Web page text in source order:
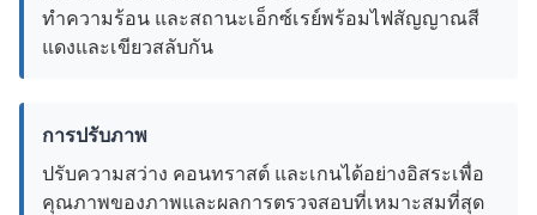
ทำความร้อน และสถานะเอ็กซ์เรย์พร้อมไฟสัญญาณสี
แดงและเขียวสลับกัน
การปรับภาพ
ปรับความสว่าง คอนทราสต์ และเกนได้อย่างอิสระเพื่อ
คุณภาพของภาพและผลการตรวจสอบที่เหมาะสมที่สุด